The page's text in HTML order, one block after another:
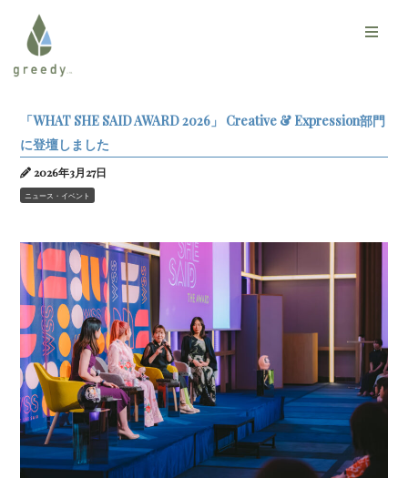
「WHAT SHE SAID AWARD 2026」 Creative & Expression部門
に登壇しました
2026年3月27日
ニュース・イベント